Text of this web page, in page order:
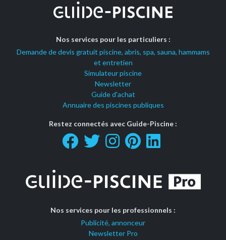
Nos services pour les particuliers :
Demande de devis gratuit piscine, abris, spa, sauna, hammams
et entretien
Simulateur piscine
Newsletter
Guide d'achat
Annuaire des piscines publiques
Restez connectés avec Guide-Piscine :
Nos services pour les professionnels :
Publicité, annonceur
Newsletter Pro